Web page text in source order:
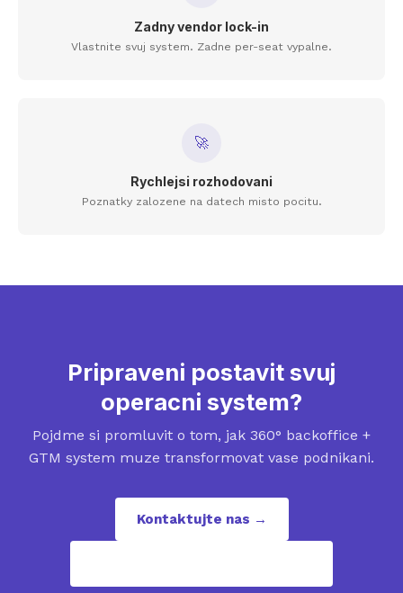
Zadny vendor lock-in
Vlastnite svuj system. Zadne per-seat vypalne.
🚀
Rychlejsi rozhodovani
Poznatky zalozene na datech misto pocitu.
Pripraveni postavit svuj
operacni system?
Pojdme si promluvit o tom, jak 360° backoffice +
GTM system muze transformovat vase podnikani.
Kontaktujte nas →